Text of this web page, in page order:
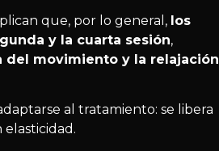
que, por lo general, los
y la cuarta sesión,
movimiento y la relajación
al tratamiento: se libera
elasticidad.